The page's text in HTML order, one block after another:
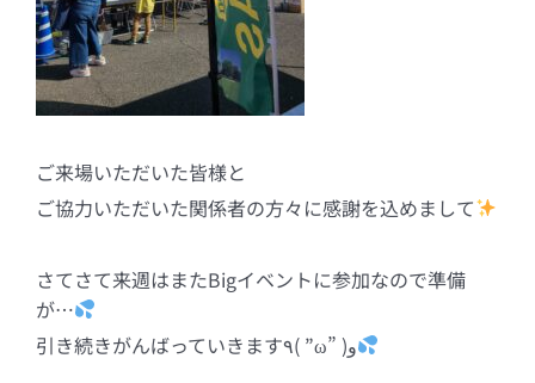
ご来場いただいた皆様と
ご協力いただいた関係者の方々に感謝を込めまして
さてさて来週はまたBigイベントに参加なので準備
が…
引き続きがんばっていきます٩( ”ω” )و